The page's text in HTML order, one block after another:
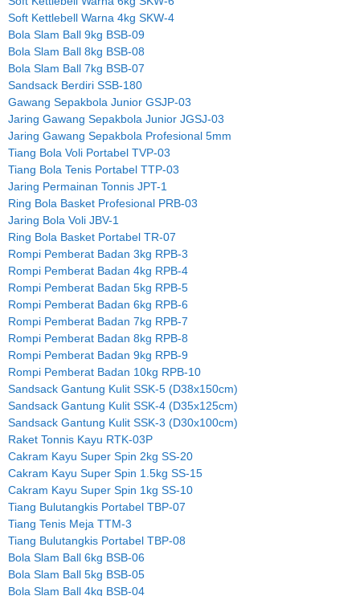
Soft Kettlebell Warna 4kg SKW-4
Bola Slam Ball 9kg BSB-09
Bola Slam Ball 8kg BSB-08
Bola Slam Ball 7kg BSB-07
Sandsack Berdiri SSB-180
Gawang Sepakbola Junior GSJP-03
Jaring Gawang Sepakbola Junior JGSJ-03
Jaring Gawang Sepakbola Profesional 5mm
Tiang Bola Voli Portabel TVP-03
Tiang Bola Tenis Portabel TTP-03
Jaring Permainan Tonnis JPT-1
Ring Bola Basket Profesional PRB-03
Jaring Bola Voli JBV-1
Ring Bola Basket Portabel TR-07
Rompi Pemberat Badan 3kg RPB-3
Rompi Pemberat Badan 4kg RPB-4
Rompi Pemberat Badan 5kg RPB-5
Rompi Pemberat Badan 6kg RPB-6
Rompi Pemberat Badan 7kg RPB-7
Rompi Pemberat Badan 8kg RPB-8
Rompi Pemberat Badan 9kg RPB-9
Rompi Pemberat Badan 10kg RPB-10
Sandsack Gantung Kulit SSK-5 (D38x150cm)
Sandsack Gantung Kulit SSK-4 (D35x125cm)
Sandsack Gantung Kulit SSK-3 (D30x100cm)
Raket Tonnis Kayu RTK-03P
Cakram Kayu Super Spin 2kg SS-20
Cakram Kayu Super Spin 1.5kg SS-15
Cakram Kayu Super Spin 1kg SS-10
Tiang Bulutangkis Portabel TBP-07
Tiang Tenis Meja TTM-3
Tiang Bulutangkis Portabel TBP-08
Bola Slam Ball 6kg BSB-06
Bola Slam Ball 5kg BSB-05
Bola Slam Ball 4kg BSB-04